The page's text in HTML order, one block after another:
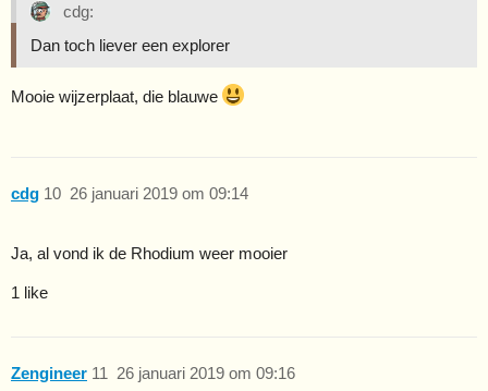
cdg:
Dan toch liever een explorer
Mooie wijzerplaat, die blauwe
cdg 26 januari 2019 om 09:14
10
Ja, al vond ik de Rhodium weer mooier
1 like
Zengineer 26 januari 2019 om 09:16
11